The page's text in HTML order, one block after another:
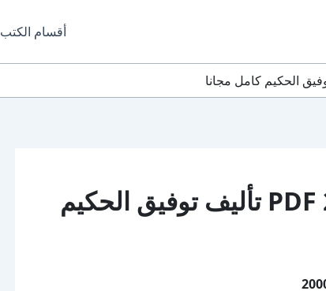
أقسام الكتب
تحميل كتاب تحديات سنة 2000 PDF تأليف توفيق الحكيم